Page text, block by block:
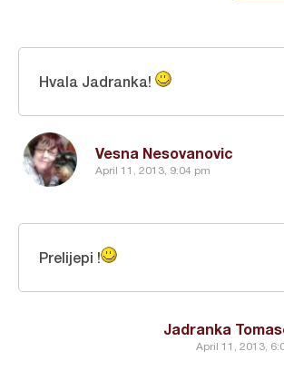
Vesna Nesovanovic
April 11, 2013, 9:04 pm
Hvala Jadranka!
Jadranka
April 11, 2013,
Prelijepi !